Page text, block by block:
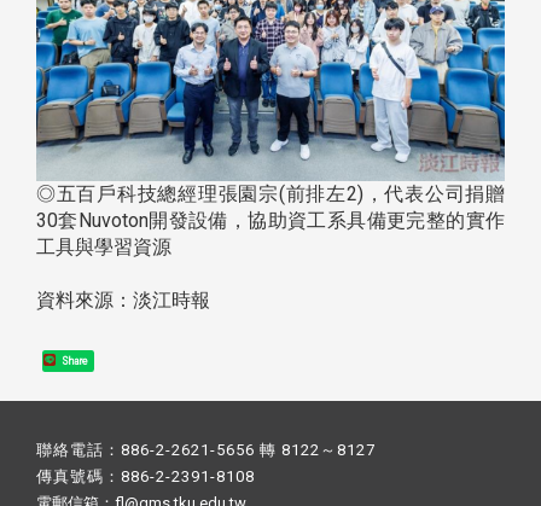
◎五百戶科技總經理張園宗(前排左2)，代表公司捐贈
30套Nuvoton開發設備，協助資工系具備更完整的實作
工具與學習資源
資料來源：淡江時報
Share
聯絡電話：886-2-2621-5656 轉 8122～8127
傳真號碼：886-2-2391-8108